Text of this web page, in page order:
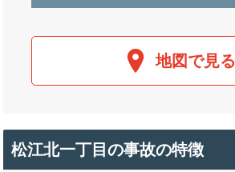
地図で見る
松江北一丁目の事故の特徴